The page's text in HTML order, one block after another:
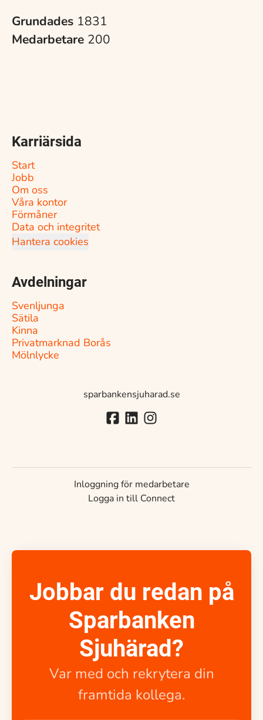
Grundades 1831
Medarbetare 200
Karriärsida
Start
Jobb
Om oss
Våra kontor
Förmåner
Data och integritet
Hantera cookies
Avdelningar
Svenljunga
Sätila
Kinna
Privatmarknad Borås
Mölnlycke
sparbankensjuharad.se
Inloggning för medarbetare
Logga in till Connect
Jobbar du redan på
Sparbanken
Sjuhärad?
Var med och rekrytera din
framtida kollega.